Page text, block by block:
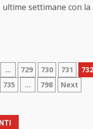
settimane con la
… 729 730 731 732
735
… 798 Next